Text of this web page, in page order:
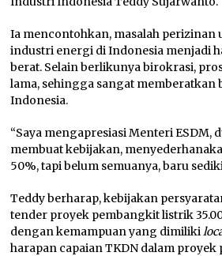
Ia mencontohkan, masalah
industri energi di Indonesia menjadi
berat. Selain berlikunya birokrasi,
lama, sehingga sangat memberatkan
Indonesia.
“Saya mengapresiasi Menteri ESDM,
membuat kebijakan,
50%, tapi belum semuanya, baru
Teddy berharap, kebijakan
tender proyek pembangkit listrik
dengan kemampuan yang dimiliki
harapan capaian TKDN dalam